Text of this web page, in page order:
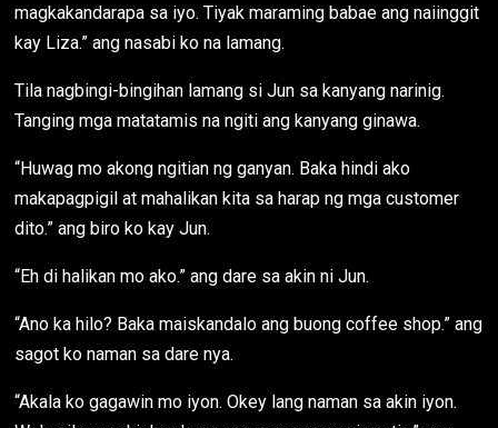
magkakandarapa sa iyo. Tiyak maraming babae ang naiinggit
kay Liza.” ang nasabi ko na lamang.
Tila nagbingi-bingihan lamang si Jun sa kanyang narinig.
Tanging mga matatamis na ngiti ang kanyang ginawa.
“Huwag mo akong ngitian ng ganyan. Baka hindi ako
makapagpigil at mahalikan kita sa harap ng mga customer
dito.” ang biro ko kay Jun.
“Eh di halikan mo ako.” ang dare sa akin ni Jun.
“Ano ka hilo? Baka maiskandalo ang buong coffee shop.” ang
sagot ko naman sa dare nya.
“Akala ko gagawin mo iyon. Okey lang naman sa akin iyon.